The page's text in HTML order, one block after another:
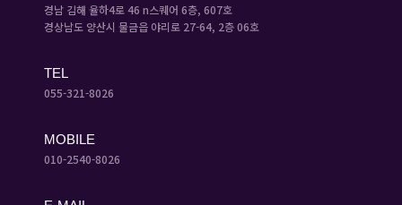
경남 김해 율하4로 46 n스퀘어 6층, 607호
경상남도 양산시 물금읍 야리로 27-64, 2층 06호
TEL
055-321-8026
MOBILE
010-2540-8026